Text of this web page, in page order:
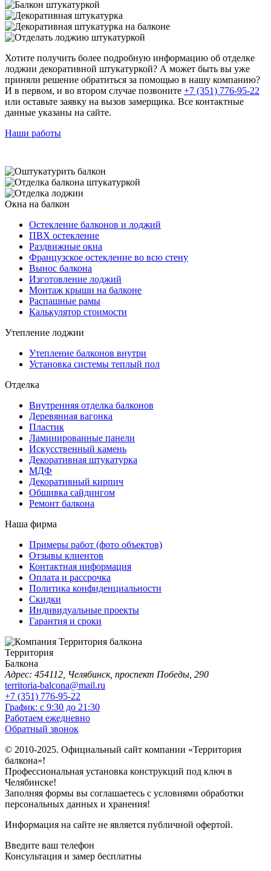
Хотите получить более подробную информацию об отделке
лоджии декоративной штукатуркой? А может быть вы уже
приняли решение обратиться за помощью в нашу компанию?
И в первом, и во втором случае позвоните +7 (351) 776-95-22
или оставьте заявку на вызов замерщика. Все контактные
данные указаны на сайте.
Наши работы
Окна на балкон
Остекление балконов и лоджий
ПВХ остекление
Раздвижные окна
Французское остекление во всю стену
Вынос балкона
Изготовление лоджий
Монтаж крыши на балконе
Распашные рамы
Калькулятор стоимости
Утепление лоджии
Утепление балконов внутри
Установка системы теплый пол
Отделка
Внутренняя отделка балконов
Деревянная вагонка
Пластик
Ламинированные панели
Искусственный камень
Декоративная штукатурка
МДФ
Декоративный кирпич
Обшивка сайдингом
Ремонт балкона
Наша фирма
Примеры работ (фото объектов)
Отзывы клиентов
Контактная информация
Оплата и рассрочка
Политика конфиденциальности
Скидки
Индивидуальные проекты
Гарантия и сроки
Территория
Балкона
Адрес: 454112, Челябинск, проспект Победы, 290
territoria-balcona@mail.ru
+7 (351) 776-95-22
График: с 9:30 до 21:30
Работаем ежедневно
Обратный звонок
© 2010-2025. Официальный сайт компании «Территория
балкона»!
Профессиональная установка конструкций под ключ в
Челябинске!
Заполняя формы вы соглашаетесь с условиями обработки
персональных данных и хранения!
Информация на сайте не является публичной офертой.
Введите ваш телефон
Консультация и замер бесплатны